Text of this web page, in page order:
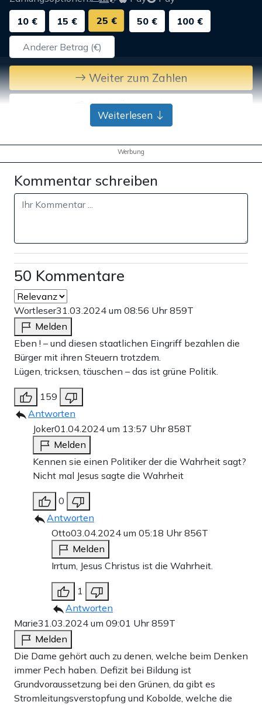
10 €
15 € 25 € 50 € 100 €
Weiter zum Zahlen
Bank-Überweisung
Weiterlesen
Werbung
Kommentar schreiben
50 Kommentare
Wortleser31.03.2024 um 08:56 Uhr859T
Melden
Eben ! – und diesen staatlichen Eingriff bezahlen die
Bürger mit ihren Steuern trotzdem.
Lügen, tricksen, täuschen – das ist grüne Politik.
159
Antworten
Joker01.04.2024 um 13:57 Uhr858T
Melden
Kennen sie einen Politiker der die Wahrheit sagt?
Nicht mal Jesus sagte die Wahrheit
0
Antworten
Otto03.04.2024 um 05:18 Uhr856T
Melden
Irrtum, Jesus Christus ist die Wahrheit.
1
Antworten
Marie31.03.2024 um 09:01 Uhr859T
Melden
Die Dame gehört auch zu denen, welche beim Denken
immer Pech haben. Defizit bei Bildung ist
Grundvoraussetzung bei den Grünen, da gibt es
Stromleitungsverstopfung und Kobolde, welche die